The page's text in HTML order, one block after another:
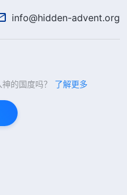
info@hidden-advent.org
的国度吗？ 了解更多